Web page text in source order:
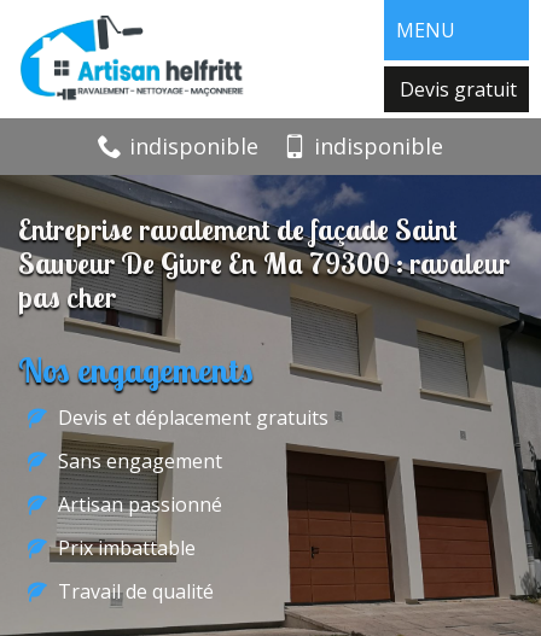
MENU
Devis gratuit
indisponible indisponible
Entreprise ravalement de façade Saint
Sauveur De Givre En Ma 79300 : ravaleur
pas cher
Nos engagements
Devis et déplacement gratuits
Sans engagement
Artisan passionné
Prix imbattable
Travail de qualité